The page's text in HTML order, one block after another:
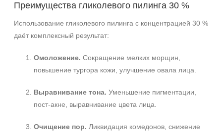
Преимущества гликолевого пилинга 30 %
Использование гликолевого пилинга с концентрацией 30 %
даёт комплексный результат:
Омоложение. Сокращение мелких морщин,
повышение тургора кожи, улучшение овала лица.
Выравнивание тона. Уменьшение пигментации,
пост‑акне, выравнивание цвета лица.
Очищение пор. Ликвидация комедонов, снижение